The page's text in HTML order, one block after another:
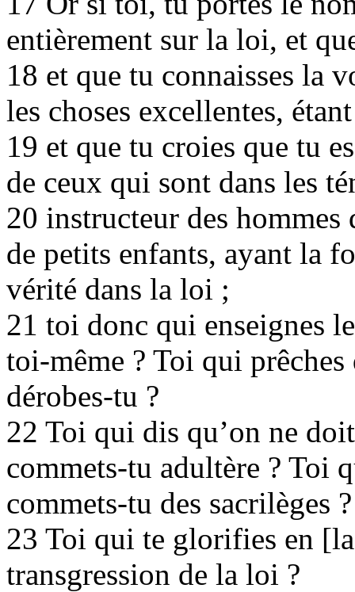
entièrement sur la loi, et
18 et que tu connaisses la
les choses excellentes,
19 et que tu croies que tu
de ceux qui sont dans les
20 instructeur des
de petits enfants, ayant la
vérité dans la loi ;
21 toi donc qui enseignes
toi-même ? Toi qui
dérobes-tu ?
22 Toi qui dis qu’on ne
commets-tu adultère ? Toi
commets-tu des sacrilèges ?
23 Toi qui te glorifies en
transgression de la loi ?